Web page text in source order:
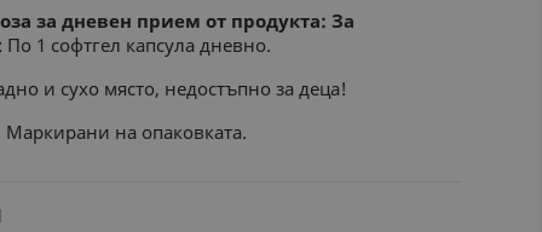
за дневен прием от продукта: За
По 1 софтгел капсула дневно.
и сухо място, недостъпно за деца!
Маркирани на опаковката.